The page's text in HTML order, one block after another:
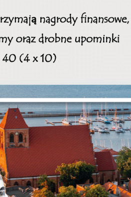
zmienić ustawienia cookies lub
momencie możesz dokonać zmiany
funkcjonowania strony